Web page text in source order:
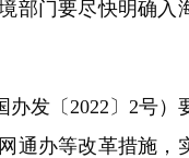
部门要尽快明确入
发〔2022〕2号）
通办等改革措施，